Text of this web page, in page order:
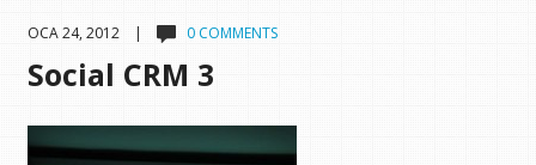
OCA 24, 2012 | 0 COMMENTS
Social CRM 3